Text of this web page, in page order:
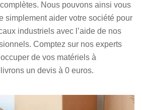
Nous pouvons ainsi vous
simplement aider votre société pour
industriels avec l’aide de nos
Comptez sur nos experts
de vos matériels à
un devis à 0 euros.